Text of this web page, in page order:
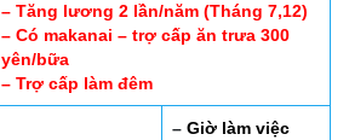
– Tăng lương 2 lần/năm (Tháng 7,12)
– Có makanai – trợ cấp ăn trưa 300
yên/bữa
– Trợ cấp làm đêm
– Giờ làm việc